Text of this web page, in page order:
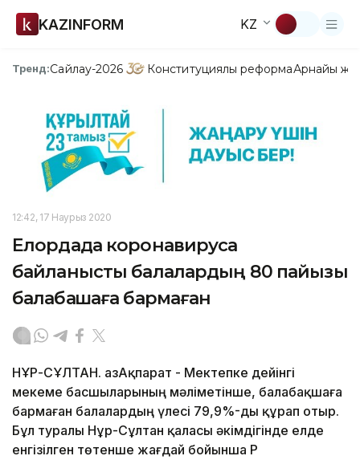
KAZINFORM KZ
Тренд:Сайлау-2026 Конституциялық реформаАрнайы
12:42, 17 Наурыз 2020
Елордада коронавирусқа
байланысты балалардың 80 пайызы
балабақшаға бармаған
НҰР-СҰЛТАН. ҚазАқпарат - Мектепке дейінгі
мекеме басшыларының мәліметінше, балабақшаға
бармаған балалардың үлесі 79,9%-ды құрап отыр.
Бұл туралы Нұр-Сұлтан қаласы әкімдігінде елде
енгізілген төтенше жағдай бойынша ҚР